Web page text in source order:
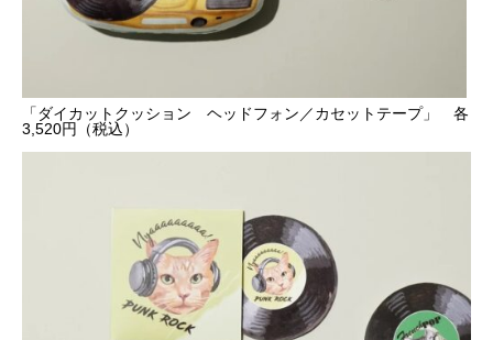
「ダイカットクッション ヘッドフォン／カセットテープ」 各
3,520円（税込）